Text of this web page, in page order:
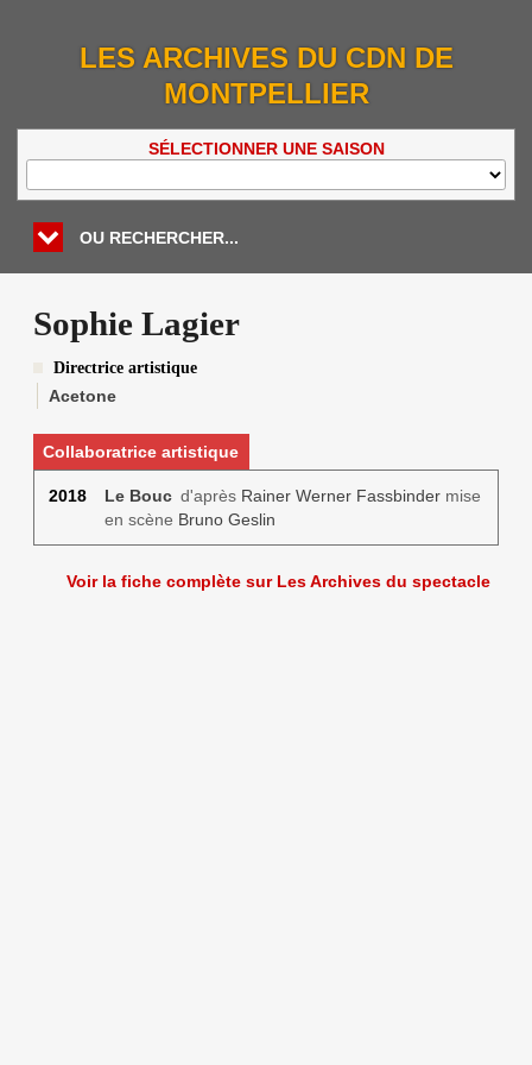
LES ARCHIVES DU CDN DE
MONTPELLIER
SÉLECTIONNER UNE SAISON
OU RECHERCHER...
Sophie Lagier
Directrice artistique
Acetone
Collaboratrice artistique
2018 Le Boucd'après Rainer Werner Fassbindermise
en scène Bruno Geslin
Voir la fiche complète sur Les Archives du spectacle